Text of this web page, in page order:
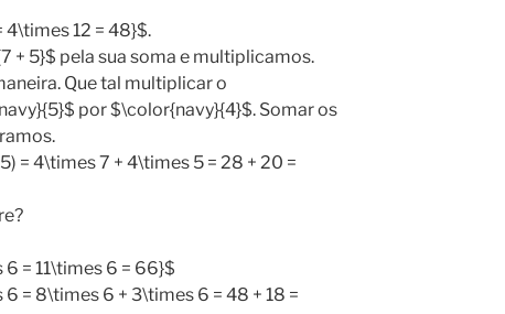
12 = 48}$.
+ 5}$ pela sua soma e multiplicamos.
Que tal multiplicar o
por $\color{navy}{4}$. Somar os
= 4\times 7 + 4\times 5 = 28 + 20 =
= 11\times 6 = 66}$
= 8\times 6 + 3\times 6 = 48 + 18 =